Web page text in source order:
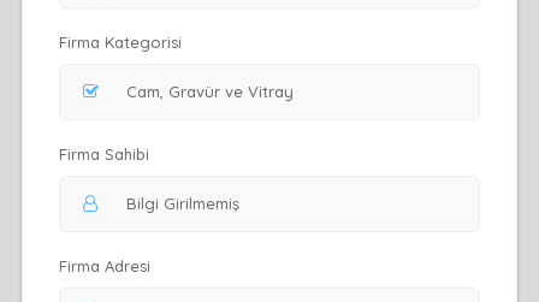
Firma Kategorisi
Firma Sahibi
Firma Adresi